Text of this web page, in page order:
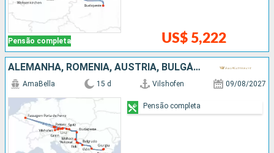
Pensão completa US$ 5,222
ALEMANHA, ROMÊNIA, AUSTRIA, BULGÁRIA, SÉRVIA, ESLOVÁQUIA, CROÁCIA, HUNGRIA
AmaBella 15 d Vilshofen 09/08/2027
Pensão completa